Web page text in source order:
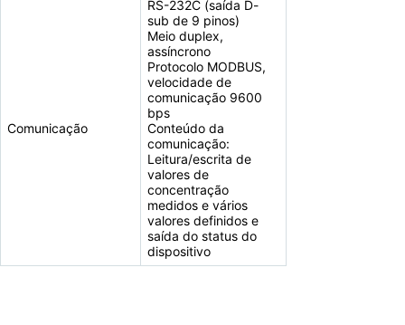
Comunicação
RS-232C (saída D-
sub de 9 pinos)
Meio duplex,
assíncrono
Protocolo MODBUS,
velocidade de
comunicação 9600
bps
Conteúdo da
comunicação:
Leitura/escrita de
valores de
concentração
medidos e vários
valores definidos e
saída do status do
dispositivo